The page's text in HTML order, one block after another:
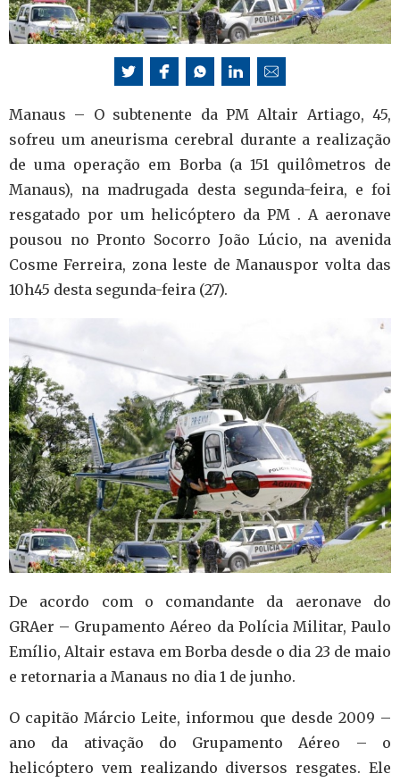
Manaus – O subtenente da PM Altair Artiago, 45,
sofreu um aneurisma cerebral durante a realização
de uma operação em Borba (a 151 quilômetros de
Manaus), na madrugada desta segunda-feira, e foi
resgatado por um helicóptero da PM . A aeronave
pousou no Pronto Socorro João Lúcio, na avenida
Cosme Ferreira, zona leste de Manauspor volta das
10h45 desta segunda-feira (27).
De acordo com o comandante da aeronave do
GRAer – Grupamento Aéreo da Polícia Militar, Paulo
Emílio, Altair estava em Borba desde o dia 23 de maio
e retornaria a Manaus no dia 1 de junho.
O capitão Márcio Leite, informou que desde 2009 –
ano da ativação do Grupamento Aéreo – o
helicóptero vem realizando diversos resgates. Ele